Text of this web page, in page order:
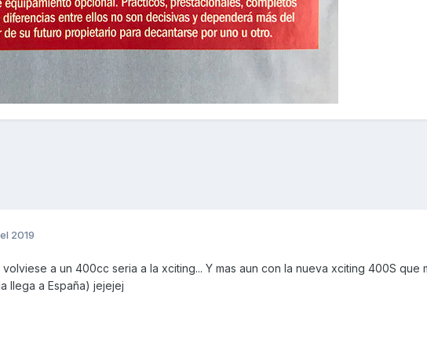
2019
a un 400cc seria a la xciting... Y mas aun con la nueva xciting 400S que
llega a España) jejejej